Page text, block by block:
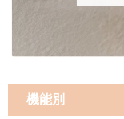
機能別